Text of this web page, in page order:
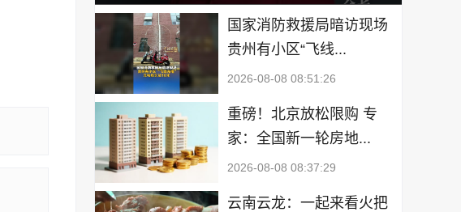
现小幅上涨，新政有利于二手房出售｜宅男财
经
国家消防救援局暗访现场
贵州有小区“飞线...
2026-08-08 08:51:26
重磅！北京放松限购 专
家：全国新一轮房地...
2026-08-08 08:37:29
云南云龙：一起来看火把